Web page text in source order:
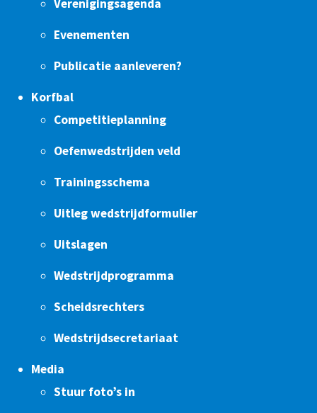
Verenigingsagenda
Evenementen
Publicatie aanleveren?
Korfbal
Competitieplanning
Oefenwedstrijden veld
Trainingsschema
Uitleg wedstrijdformulier
Uitslagen
Wedstrijdprogramma
Scheidsrechters
Wedstrijdsecretariaat
Media
Stuur foto’s in